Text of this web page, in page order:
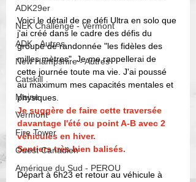
ADK29er
NEK Challenge - Vermont
ADK - Autres
New Hampshire - Autres
Catskill
Maine
Vermont
Fire Tower
Ouest Canadien
Amérique du Sud - PEROU
Voici le détail de ce défi Ultra en solo que
j'ai créé dans le cadre des défis du
groupe de randonnée "les fidèles des
milles mètres". Je me rappellerai de
cette journée toute ma vie. J'ai poussé
au maximum mes capacités mentales et
physiques.
Je suggère de faire cette traversée
davantage l'été ou point A-B avec 2
véhicules en hiver.
Sentiers très bien balisés.
Départ à 6h23 et retour au véhicule à